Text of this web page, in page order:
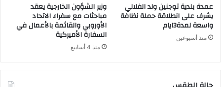
عمدة بلدية توجنين ولد الفلالي
يشرف على انطلاقة حملة نظافة
واسعة لمدة3ايام
منذ أسبوعين
وزير الشؤون الخارجية يعقد
مباحثات مع سفراء الاتحاد
الأوروبي والقائمة بالأعمال في
السفارة الأميركية
منذ 4 أسابيع